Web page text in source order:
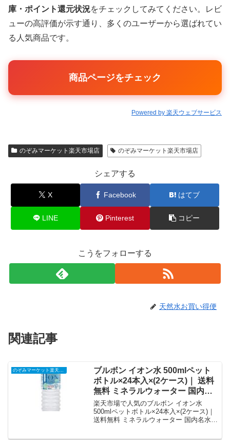
庫・ポイント還元状況をチェックしてみてください。レビ
ューの高評価が示す通り、多くのユーザーから選ばれてい
る人気商品です。
商品ページをチェック
Powered by 楽天ウェブサービス
のぞみマーケット楽天市場店 のぞみマーケット楽天市場店
シェアする
X Facebook はてブ
LINE Pinterest コピー
こうをフォローする
天然水お買い得便
関連記事
ブルボン イオン水 500mlペット
ボトル×24本入×(2ケース)｜ 送料
無料 ミネラルウォーター 国内名
水 軟水 PET｜価格・送料・ポイ
ント還元まとめ
楽天市場で人気のブルボン イオン水
500mlペットボトル×24本入×(2ケース)｜
送料無料 ミネラルウォーター 国内名水